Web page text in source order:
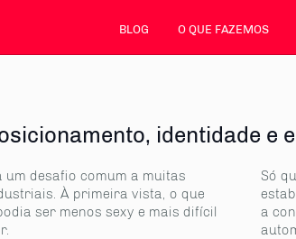
BLOG O QUE FAZEMOS
identidade e
um desafio comum a muitas
À primeira vista, o que
ser menos sexy e mais difícil
Só
a